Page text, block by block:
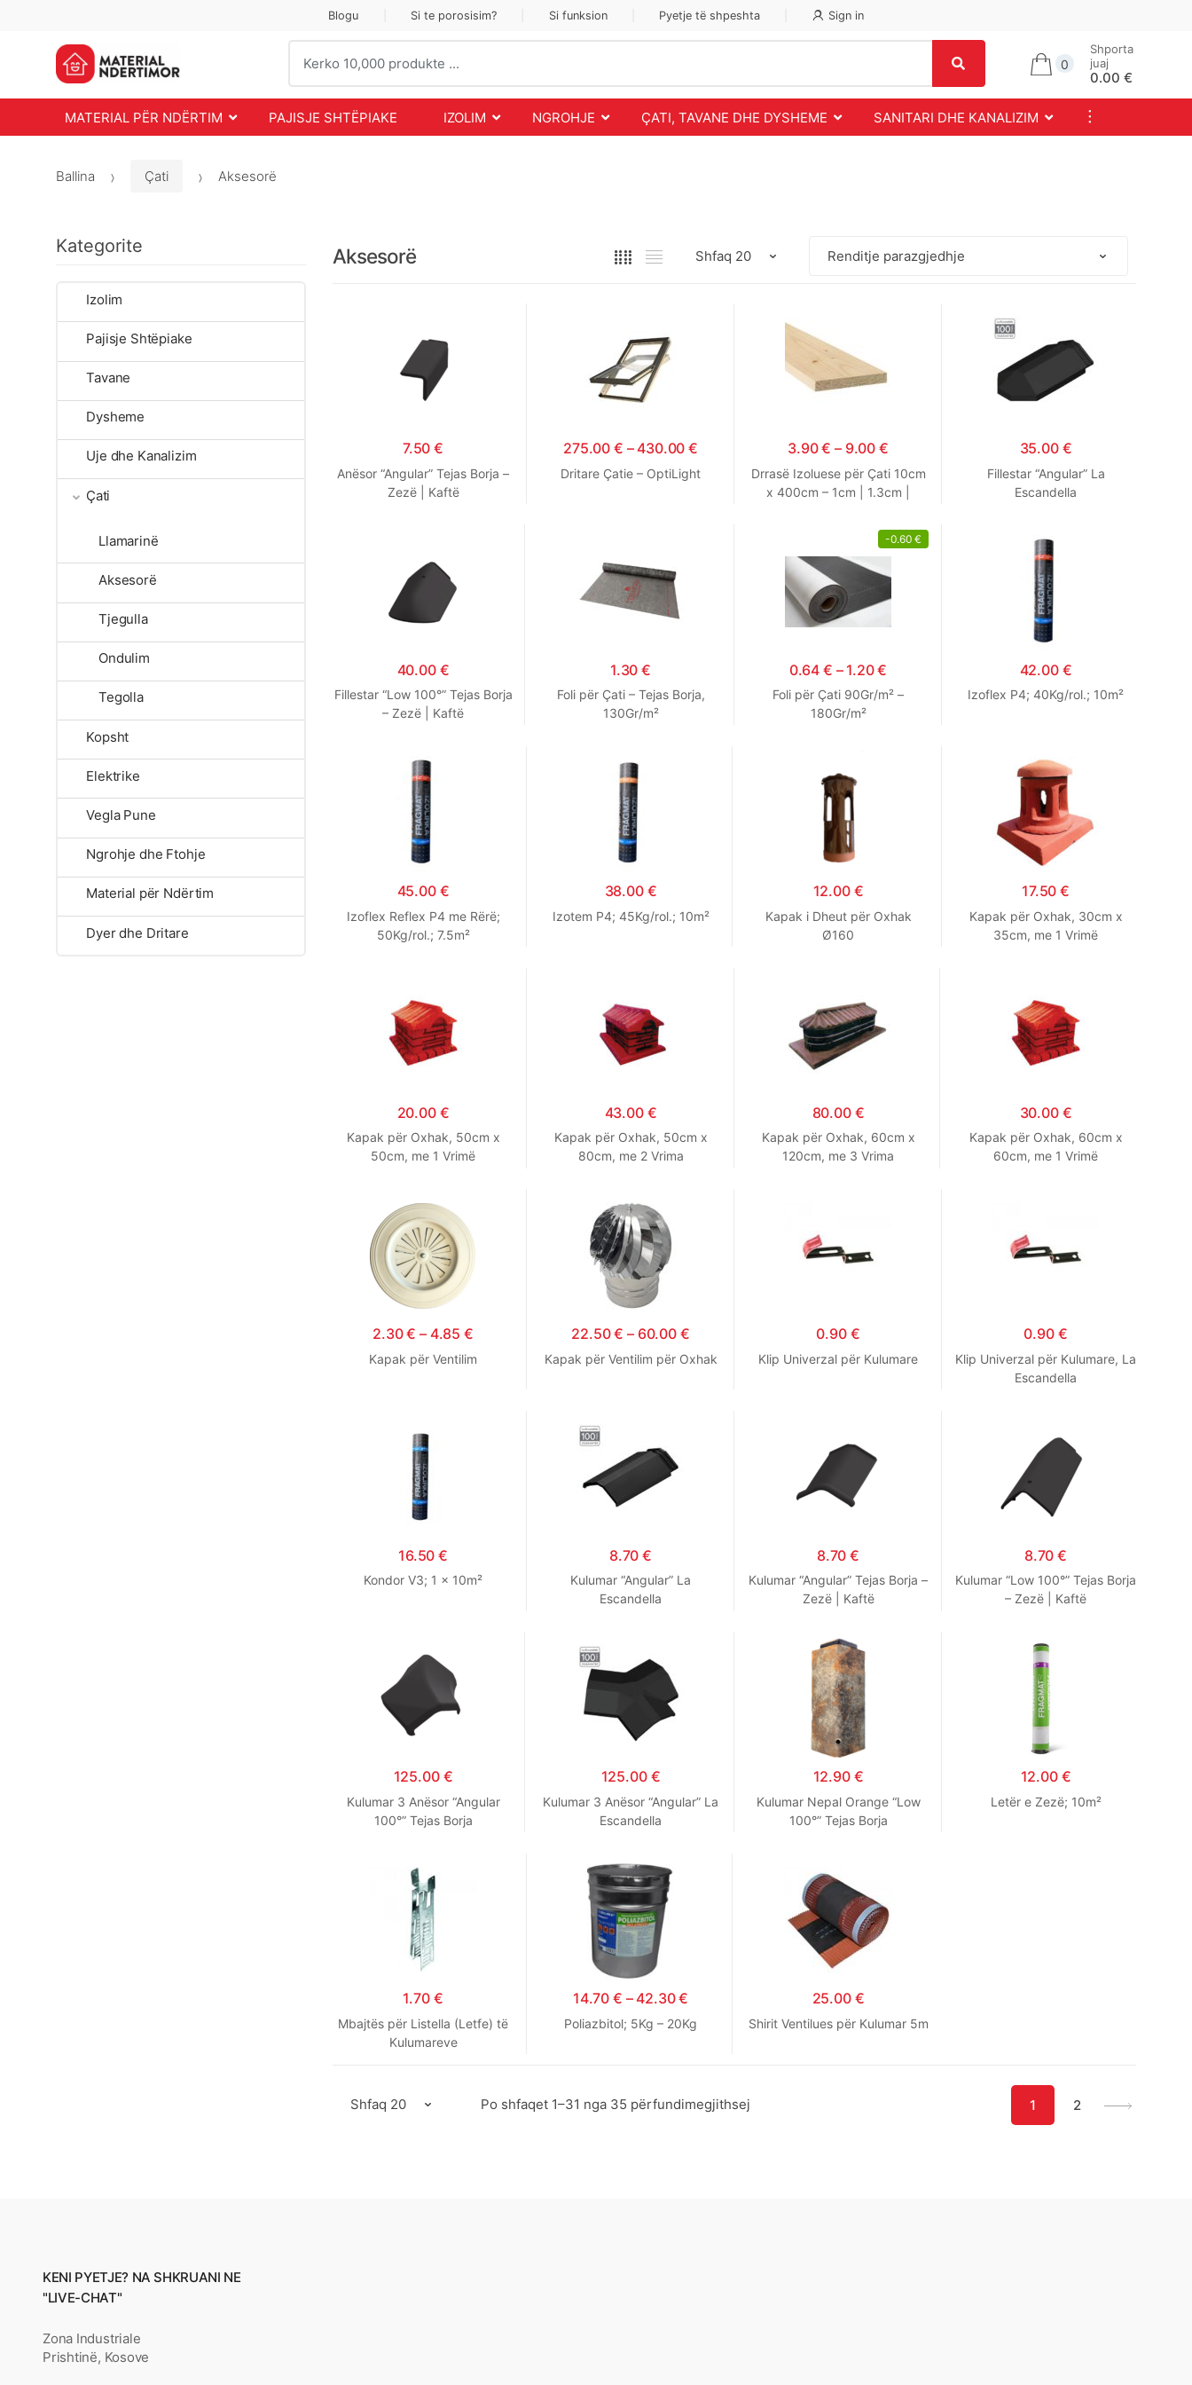
navigation
Blogu Si te porosisim? Si funksion Pyetje të shpeshta Sign in
for:
0
Shporta
juaj
0.00 €
MATERIAL PËR NDËRTIM PAJISJE SHTËPIAKE IZOLIM NGROHJE ÇATI, TAVANE DHE DYSHEME SANITARI DHE KANALIZIM ...
Ballina Çati Aksesorë
Aksesorë
7.50€
Anësor “Angular” Tejas Borja –
Zezë | Kaftë
275.00 € –430.00€
Dritare Çatie – OptiLight
3.90€ – 9.00 €
Drrasë Izoluese për Çati 10cm
x 400cm – 1cm | 1.3cm |
35.00 €
Fillestar “Angular” La
Escandella
40.00 €
Fillestar “Low 100°” Tejas Borja
– Zezë | Kaftë
1.30€
Foli për Çati – Tejas Borja,
130Gr/m²
-0.60 €
0.64 € – 1.20€
Foli për Çati 90Gr/m² –
180Gr/m²
42.00 €
Izoflex P4; 40Kg/rol.; 10m²
45.00 €
Izoflex Reflex P4 me Rërë;
50Kg/rol.; 7.5m²
38.00 €
Izotem P4; 45Kg/rol.; 10m²
12.00 €
Kapak i Dheut për Oxhak
Ø160
17.50€
Kapak për Oxhak, 30cm x
35cm, me 1 Vrimë
20.00 €
Kapak për Oxhak, 50cm x
50cm, me 1 Vrimë
43.00 €
Kapak për Oxhak, 50cm x
80cm, me 2 Vrima
80.00 €
Kapak për Oxhak, 60cm x
120cm, me 3 Vrima
30.00 €
Kapak për Oxhak, 60cm x
60cm, me 1 Vrimë
2.30€ – 4.85 €
Kapak për Ventilim
22.50€ – 60.00 €
Kapak për Ventilim për Oxhak
0.90 €
Klip Univerzal për Kulumare
0.90 €
Klip Univerzal për Kulumare, La
Escandella
16.50€
Kondor V3; 1 x 10m²
8.70€
Kulumar “Angular” La
Escandella
8.70€
Kulumar “Angular” Tejas Borja –
Zezë | Kaftë
8.70€
Kulumar “Low 100°” Tejas Borja
– Zezë | Kaftë
125.00 €
Kulumar 3 Anësor “Angular
100°” Tejas Borja
125.00 €
Kulumar 3 Anësor “Angular” La
Escandella
12.90 €
Kulumar Nepal Orange “Low
100°” Tejas Borja
12.00 €
Letër e Zezë; 10m²
1.70 €
Mbajtës për Listella (Letfe) të
Kulumareve
14.70 € –42.30€
Poliazbitol; 5Kg – 20Kg
25.00 €
Shirit Ventilues për Kulumar 5m
Po shfaqet 1–31 nga 35 përfundimegjithsej 1 2
Kategorite
Izolim
Pajisje Shtëpiake
Tavane
Dysheme
Uje dhe Kanalizim
Çati
Llamarinë
Aksesorë
Tjegulla
Ondulim
Tegolla
Kopsht
Elektrike
Vegla Pune
Ngrohje dhe Ftohje
Material për Ndërtim
Dyer dhe Dritare
KENI PYETJE? NA SHKRUANI NE
"LIVE-CHAT"
Zona Industriale
Prishtinë, Kosove